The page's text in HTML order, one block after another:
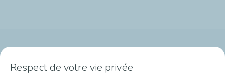
Respect de votre vie privée